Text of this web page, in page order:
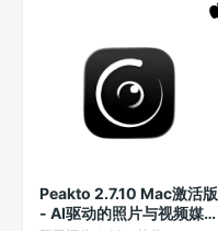
Peakto 2.7.10 Mac激活版
- AI驱动的照片与视频媒体